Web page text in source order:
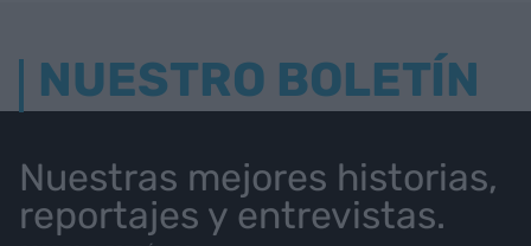
NUESTRO BOLETÍN
Nuestras mejores historias,
reportajes y entrevistas.